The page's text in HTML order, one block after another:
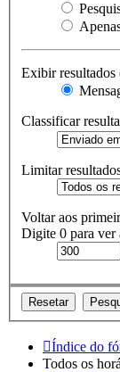
Exibir resultados
Classificar
Limitar
Voltar aos
Digite 0 para ver
Índice do
Todos os